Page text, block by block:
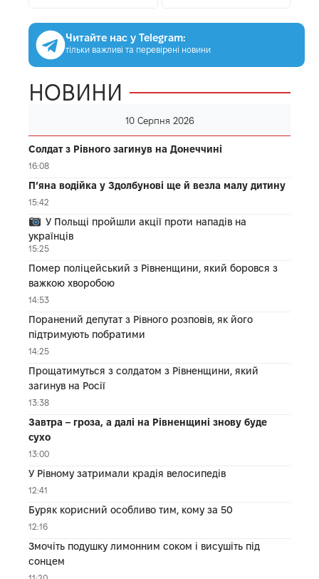
Читайте нас у Telegram:
тільки важливі та перевірені новини
НОВИНИ
10 Серпня 2026
Солдат з Рівного загинув на Донеччині
16:08
П’яна водійка у Здолбунові ще й везла малу дитину
15:42
У Польщі пройшли акції проти нападів на
українців
15:25
Помер поліцейський з Рівненщини, який боровся з
важкою хворобою
14:53
Поранений депутат з Рівного розповів, як його
підтримують побратими
14:25
Прощатимуться з солдатом з Рівненщини, який
загинув на Росії
13:38
Завтра – гроза, а далі на Рівненщині знову буде
сухо
13:00
У Рівному затримали крадія велосипедів
12:41
Буряк корисний особливо тим, кому за 50
12:16
Змочіть подушку лимонним соком і висушіть під
сонцем